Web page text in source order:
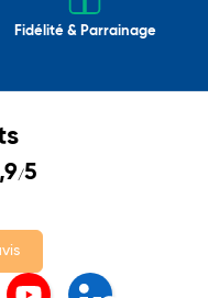
Fidélité & Parrainage
/5